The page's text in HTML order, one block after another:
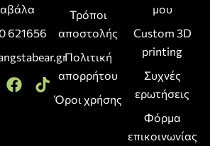
621656
Τρόποι
αποστολής
Πολιτική
απορρήτου
Όροι χρήσης
μου
Custom 3D
printing
Συχνές
ερωτήσεις
Φόρμα
επικοινωνίας